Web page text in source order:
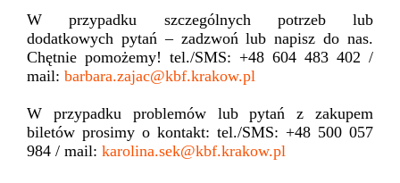
W przypadku szczególnych potrzeb lub
dodatkowych pytań – zadzwoń lub napisz do nas.
Chętnie pomożemy! tel./SMS: +48 604 483 402 /
mail: barbara.zajac@kbf.krakow.pl
W przypadku problemów lub pytań z zakupem
biletów prosimy o kontakt: tel./SMS: +48 500 057
984 / mail: karolina.sek@kbf.krakow.pl